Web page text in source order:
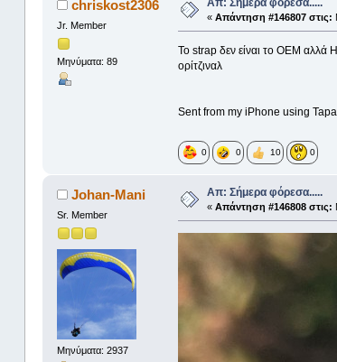
chriskost2306
Jr. Member
Μηνύματα: 89
Απ: Σήμερα φόρεσα.....
« Απάντηση #146807 στις:
To strap δεν είναι το ΟΕΜ αλλά
ορίτζιναλ
Sent from my iPhone using
0 0 10 0
Johan-Mani
Sr. Member
Μηνύματα: 2937
Απ: Σήμερα φόρεσα.....
« Απάντηση #146808 στις: